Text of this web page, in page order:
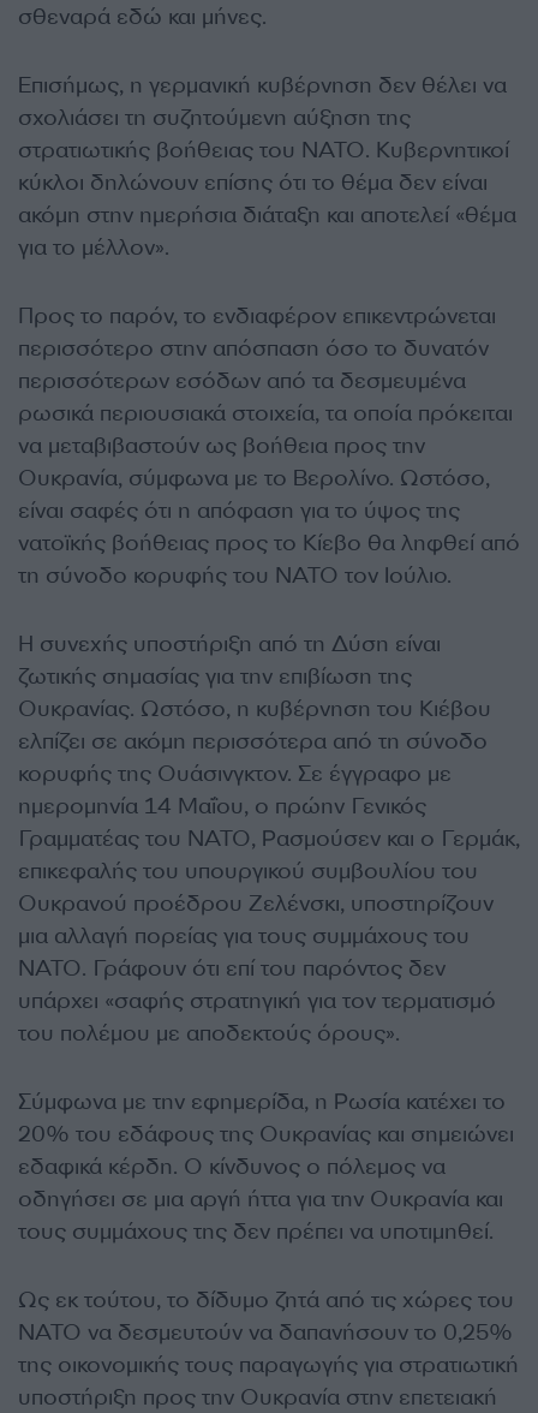
σθεναρά εδώ και μήνες.
Επισήμως, η γερμανική κυβέρνηση δεν θέλει να
σχολιάσει τη συζητούμενη αύξηση της
στρατιωτικής βοήθειας του ΝΑΤΟ. Κυβερνητικοί
κύκλοι δηλώνουν επίσης ότι το θέμα δεν είναι
ακόμη στην ημερήσια διάταξη και αποτελεί «θέμα
για το μέλλον».
Προς το παρόν, το ενδιαφέρον επικεντρώνεται
περισσότερο στην απόσπαση όσο το δυνατόν
περισσότερων εσόδων από τα δεσμευμένα
ρωσικά περιουσιακά στοιχεία, τα οποία πρόκειται
να μεταβιβαστούν ως βοήθεια προς την
Ουκρανία, σύμφωνα με το Βερολίνο. Ωστόσο,
είναι σαφές ότι η απόφαση για το ύψος της
νατοϊκής βοήθειας προς το Κίεβο θα ληφθεί από
τη σύνοδο κορυφής του ΝΑΤΟ τον Ιούλιο.
Η συνεχής υποστήριξη από τη Δύση είναι
ζωτικής σημασίας για την επιβίωση της
Ουκρανίας. Ωστόσο, η κυβέρνηση του Κιέβου
ελπίζει σε ακόμη περισσότερα από τη σύνοδο
κορυφής της Ουάσινγκτον. Σε έγγραφο με
ημερομηνία 14 Μαΐου, ο πρώην Γενικός
Γραμματέας του ΝΑΤΟ, Ρασμούσεν και ο Γερμάκ,
επικεφαλής του υπουργικού συμβουλίου του
Ουκρανού προέδρου Ζελένσκι, υποστηρίζουν
μια αλλαγή πορείας για τους συμμάχους του
ΝΑΤΟ. Γράφουν ότι επί του παρόντος δεν
υπάρχει «σαφής στρατηγική για τον τερματισμό
του πολέμου με αποδεκτούς όρους».
Σύμφωνα με την εφημερίδα, η Ρωσία κατέχει το
20% του εδάφους της Ουκρανίας και σημειώνει
εδαφικά κέρδη. Ο κίνδυνος ο πόλεμος να
οδηγήσει σε μια αργή ήττα για την Ουκρανία και
τους συμμάχους της δεν πρέπει να υποτιμηθεί.
Ως εκ τούτου, το δίδυμο ζητά από τις χώρες του
ΝΑΤΟ να δεσμευτούν να δαπανήσουν το 0,25%
της οικονομικής τους παραγωγής για στρατιωτική
υποστήριξη προς την Ουκρανία στην επετειακή